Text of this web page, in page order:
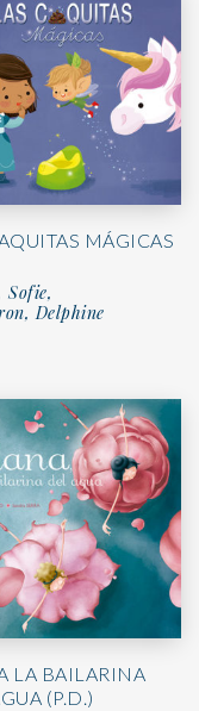
MÁGICAS
Sofie,
Delphine
LA BAILARINA
(P.D.)